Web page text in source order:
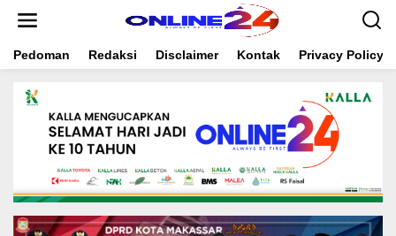
t
Pedoman Redaksi Disclaimer Kontak Privacy Policy